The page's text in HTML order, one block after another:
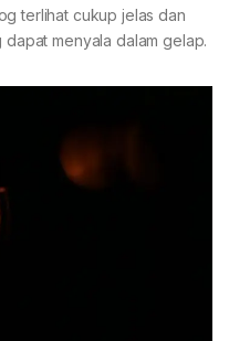
terlihat cukup jelas dan
menyala dalam gelap.